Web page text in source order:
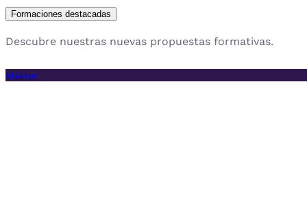
Formaciones destacadas
en Negocios Digitales
Descubre nuestras nuevas propuestas formativas.
Máster